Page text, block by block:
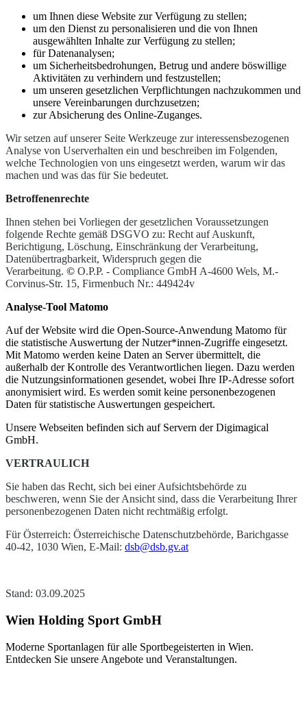
um Ihnen diese Website zur Verfügung zu stellen;
um den Dienst zu personalisieren und die von Ihnen
ausgewählten Inhalte zur Verfügung zu stellen;
für Datenanalysen;
um Sicherheitsbedrohungen, Betrug und andere böswillige
Aktivitäten zu verhindern und festzustellen;
um unseren gesetzlichen Verpflichtungen nachzukommen und
unsere Vereinbarungen durchzusetzen;
zur Absicherung des Online-Zuganges.
Wir setzen auf unserer Seite Werkzeuge zur interessensbezogenen
Analyse von Userverhalten ein und beschreiben im Folgenden,
welche Technologien von uns eingesetzt werden, warum wir das
machen und was das für Sie bedeutet.
Betroffenenrechte
Ihnen stehen bei Vorliegen der gesetzlichen Voraussetzungen
folgende Rechte gemäß DSGVO zu: Recht auf Auskunft,
Berichtigung, Löschung, Einschränkung der Verarbeitung,
Datenübertragbarkeit, Widerspruch gegen die
Verarbeitung. © O.P.P. - Compliance GmbH A-4600 Wels, M.-
Corvinus-Str. 15, Firmenbuch Nr.: 449424v
Analyse-Tool Matomo
Auf der Website wird die Open-Source-Anwendung Matomo für
die statistische Auswertung der Nutzer*innen-Zugriffe eingesetzt.
Mit Matomo werden keine Daten an Server übermittelt, die
außerhalb der Kontrolle des Verantwortlichen liegen. Dazu werden
die Nutzungsinformationen gesendet, wobei Ihre IP-Adresse sofort
anonymisiert wird. Es werden somit keine personenbezogenen
Daten für statistische Auswertungen gespeichert.
Unsere Webseiten befinden sich auf Servern derDigimagical
GmbH.
VERTRAULICH
Sie haben das Recht, sich bei einer Aufsichtsbehörde zu
beschweren, wenn Sie der Ansicht sind, dass die Verarbeitung Ihrer
personenbezogenen Daten nicht rechtmäßig erfolgt.
Für Österreich: Österreichische Datenschutzbehörde, Barichgasse
40-42, 1030 Wien, E-Mail: dsb@dsb.gv.at
Stand: 03.09.2025
Wien Holding Sport GmbH
Moderne Sportanlagen für alle Sportbegeisterten in Wien.
Entdecken Sie unsere Angebote und Veranstaltungen.